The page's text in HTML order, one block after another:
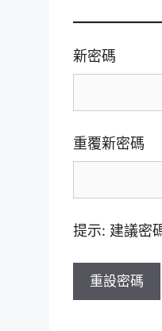
新密碼
重覆新密碼
提示: 建議密